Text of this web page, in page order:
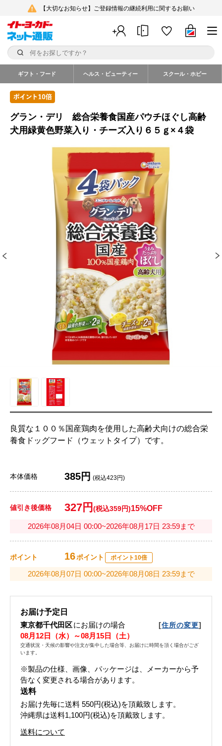
【大切なお知らせ】ご登録情報の継続利用に関するお願い
ギフト・フード ヘルス・ビューティー スクール・ホビー
グラン・デリ 総合栄養食国産パウチほぐし高齢
犬用緑黄色野菜入り・チーズ入り６５ｇ×４袋
良質な１００％国産鶏肉を使用した高齢犬向けの総合栄
養食ドッグフード（ウェットタイプ）です。
本体価格 385円 (税込423円)
値引き後価格 327円 (税込359円)15%OFF
2026年08月04日 00:00~2026年08月17日 23:59まで
ポイント 16ポイント ポイント10倍
2026年08月07日 00:00~2026年08月08日 23:59まで
お届け予定日
東京都千代田区にお届けの場合 [住所の変更]
08月12日（水）～08月15日（土）
交通状況・天候の影響や注文が集中した場合等、お届けに時間を頂く場合がござ
います。
※製品の仕様、画像、パッケージは、メーカーから予
告なく変更される場合があります。
送料
お届け先毎に送料 550円(税込)を頂戴致します。
沖縄県は送料1,100円(税込)を頂戴致します。
送料について